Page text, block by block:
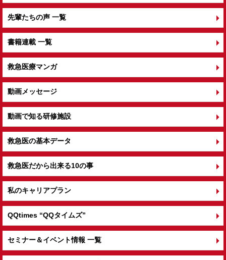
先輩たちの声 一覧
書籍連載 一覧
救急医療マンガ
動画メッセージ
動画で知る研修施設
救急医の基本データ
救急医だから出来る10の事
私のキャリアプラン
QQtimes “QQタイムズ”
セミナー＆イベント情報 一覧